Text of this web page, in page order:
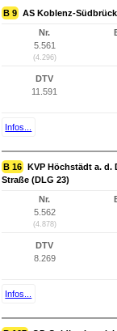
B 9 AS Koblenz-
Nr.
5.561
(4.296)
DTV
11.591
Infos...
B 16 KVP Höchstädt a. d.
Straße (DLG 23)
Nr.
5.562
(4.878)
DTV
8.269
Infos...